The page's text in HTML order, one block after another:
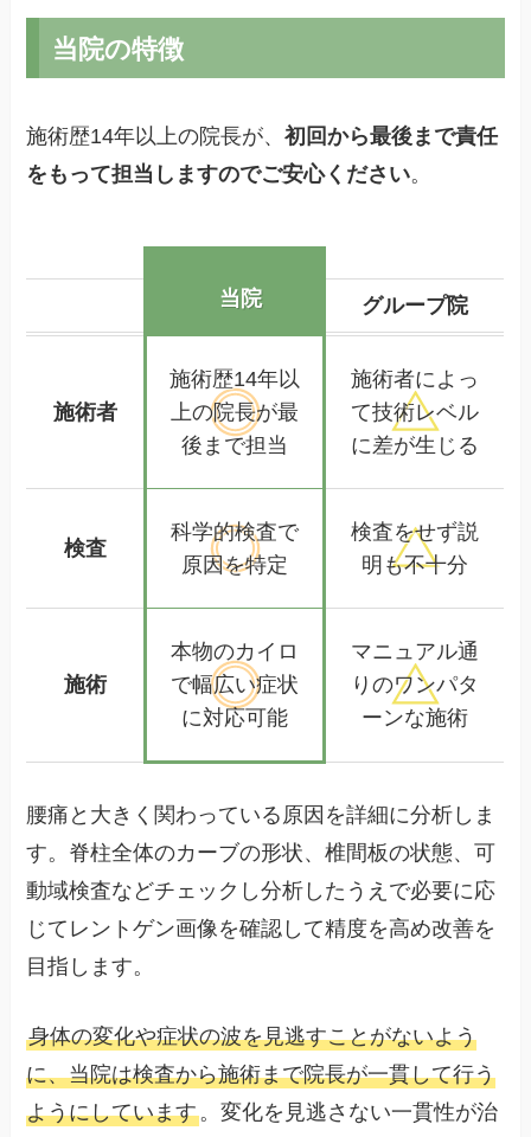
当院の特徴
施術歴14年以上の院長が、初回から最後まで責任
をもって担当しますのでご安心ください。
当院 グループ院
施術者
施術歴14年以
上の院長が最
後まで担当
施術者によっ
て技術レベル
に差が生じる
検査
科学的検査で
原因を特定
検査をせず説
明も不十分
施術
本物のカイロ
で幅広い症状
に対応可能
マニュアル通
りのワンパタ
ーンな施術
腰痛と大きく関わっている原因を詳細に分析しま
す。脊柱全体のカーブの形状、椎間板の状態、可
動域検査などチェックし分析したうえで必要に応
じてレントゲン画像を確認して精度を高め改善を
目指します。
身体の変化や症状の波を見逃すことがないよう
に、当院は検査から施術まで院長が一貫して行う
ようにしています。変化を見逃さない一貫性が治